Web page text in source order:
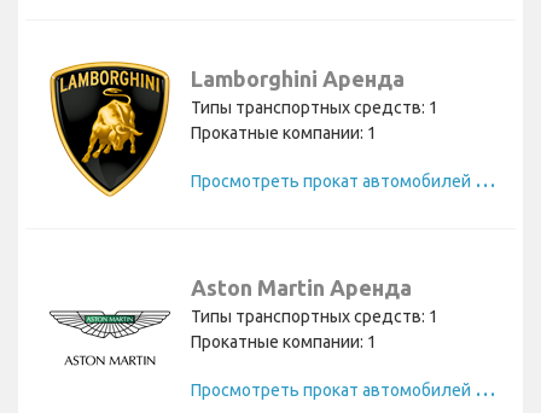
Lamborghini Аренда
Типы транспортных средств: 1
Прокатные компании: 1
П
росмотреть прокат автомобилей Lamborghini
Aston Martin Аренда
Типы транспортных средств: 1
Прокатные компании: 1
П
росмотреть прокат автомобилей Aston Martin